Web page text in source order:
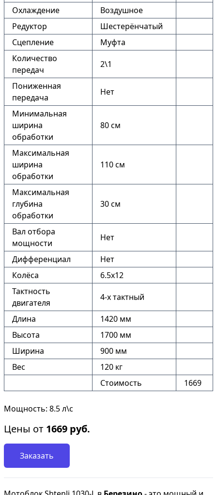
Охлаждение
Воздушное
Редуктор
Шестерёнчатый
Сцепление
Муфта
Количество
передач
2\1
Пониженная
передача
Нет
Минимальная
ширина
обработки
80 см
Максимальная
ширина
обработки
110 см
Максимальная
глубина
обработки
30 см
Вал отбора
мощности
Нет
Дифференциал
Нет
Колёса
6.5х12
Тактность
двигателя
4-х тактный
Длина
1420 мм
Высота
1700 мм
Ширина
900 мм
Вес
120 кг
Стоимость
1669
Мощность: 8.5 л\с
Цены от 1669 руб.
Заказать